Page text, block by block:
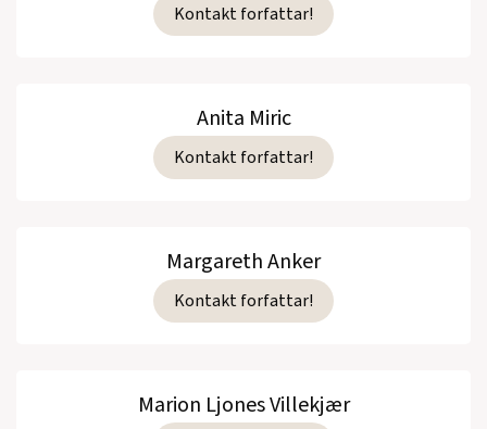
Kontakt forfattar!
Anita Miric
Kontakt forfattar!
Margareth Anker
Kontakt forfattar!
Marion Ljones Villekjær